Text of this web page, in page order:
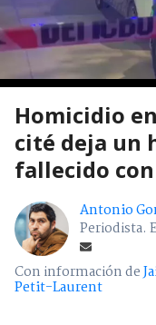
Homicidio
cité deja un
fallecido
Antonio
Periodista.
Con información de
Petit-Laurent